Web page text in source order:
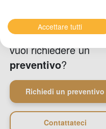
Hai delledomandeo
vuoi richiedere un
preventivo?
Richiedi un preventivo
Contattateci
Accettare tutti